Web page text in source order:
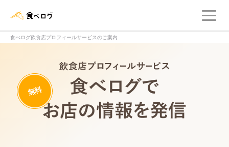
食べログ飲食店プロフィールサービスのご案内
無料